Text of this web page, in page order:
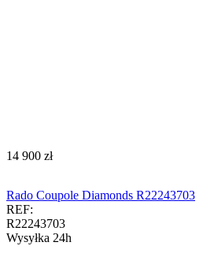
‍14 900‍ zł
Rado Coupole Diamonds R22243703
REF:
R22243703
Wysyłka 24h